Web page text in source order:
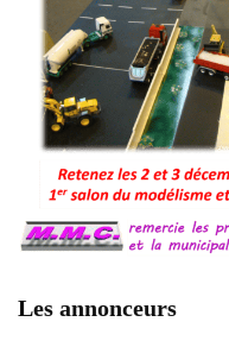
Les annonceurs